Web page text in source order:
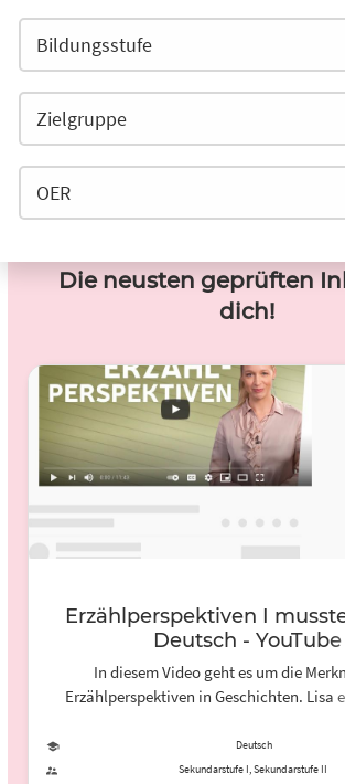
Die neusten geprüften
dich!
Erzählperspektiven I
Deutsch - YouTube
In diesem Video geht es um die
Erzählperspektiven in Geschichten. Lisa
auktorialen Erzähler, dem Ich-Erzähler
personalen Erzähler und warum auch
Deutsch
Sekundarstufe I, Sekundarstufe II